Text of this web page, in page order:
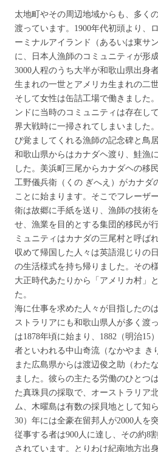
太地町やその周辺地域からも、多く
渡っています。1900年代初頭より、
ーミナルアイランド（あるいは東サ
に、日本人漁師のコミュニティが形
3000人程のうち大半が和歌山県出身
生まれの一世とアメリカ生まれの二
そして女性は缶詰工場で働きました
ンドに当時のコミュニティは存在し
界大戦時に一掃されてしまいました
び覚ましてくれる漁師の記念碑と鳥
和歌山県からはカナダヘ渡り、鮭漁
した。美浜町三尾からカナダヘの移
工野儀兵衛（くの ぎへえ）がカナダ
ことに始まります。そこでフレーザ
衛は故郷に手紙を送り、漁師の技術
せ、漁業を目的とする集団的移民が
ミュニティはカナダの三尾村と呼ば
収めて帰国した人々は英語混じりの
の生活様式を持ち帰りました。その
大正時代あたりから「アメリカ村」
た。
海に仕事を求めた人々が目指したの
ストラリアにも和歌山県人が多く渡
は1878年頃に始まり、1882（明治15
者といわれる中山奇流（なかやま き
また広島県からは渡辺俊之助（わた
ました。彼らの主たる労働のひとつ
た真珠貝の採取で、オーストラリア
ム、木曜島は有数の採貝地として知
30）年には全豪在留邦人が2000人を
従事する者は900人に達し、その約8
されています。とりわけ紀南地方出